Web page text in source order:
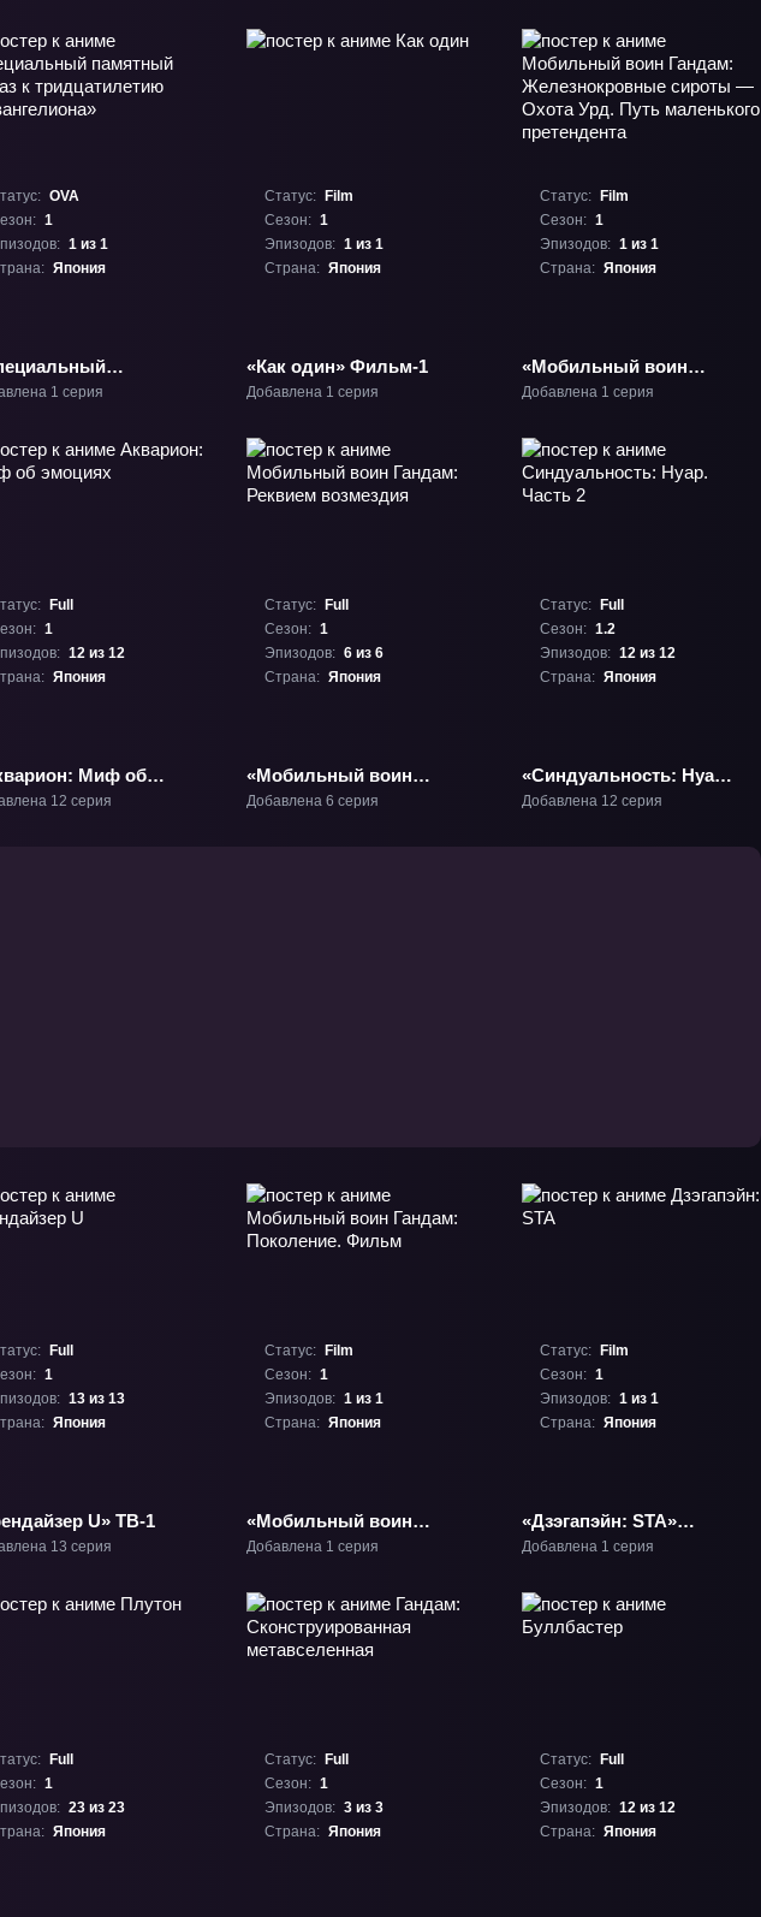
OVA
1
1 из 1
Япония
показ к
ОВА-1
1 серия
Статус:
Film
Сезон: 1
Эпизодов: 1 из 1
Страна: Япония
«Как один» Фильм-1
Добавлена 1 серия
Статус:
Film
Сезон: 1
Эпизодов: 1 из 1
Страна: Япония
«Мобильный воин
Гандам:
сироты — Охота Урд.
Путь маленького
претендента» Фильм-1
Добавлена 1 серия
Full
1
12 из 12
Япония
Миф об
ТВ-1
12 серия
Статус:
Full
Сезон: 1
Эпизодов: 6 из 6
Страна: Япония
«Мобильный воин
Гандам: Реквием
Добавлена 6 серия
Статус:
Full
Сезон: 1.2
Эпизодов: 12 из 12
Страна: Япония
«Синдуальность: Нуар.
Часть 2» ТВ-1.2
Добавлена 12 серия
Full
1
13 из 13
Япония
U» ТВ-1
13 серия
Статус:
Film
Сезон: 1
Эпизодов: 1 из 1
Страна: Япония
«Мобильный воин
Гандам: Поколение.
Добавлена 1 серия
Статус:
Film
Сезон: 1
Эпизодов: 1 из 1
Страна: Япония
«Дзэгапэйн: STA»
Фильм-1
Добавлена 1 серия
Full
1
23 из 23
Япония
Статус:
Full
Сезон: 1
Эпизодов: 3 из 3
Страна: Япония
Статус:
Full
Сезон: 1
Эпизодов: 12 из 12
Страна: Япония